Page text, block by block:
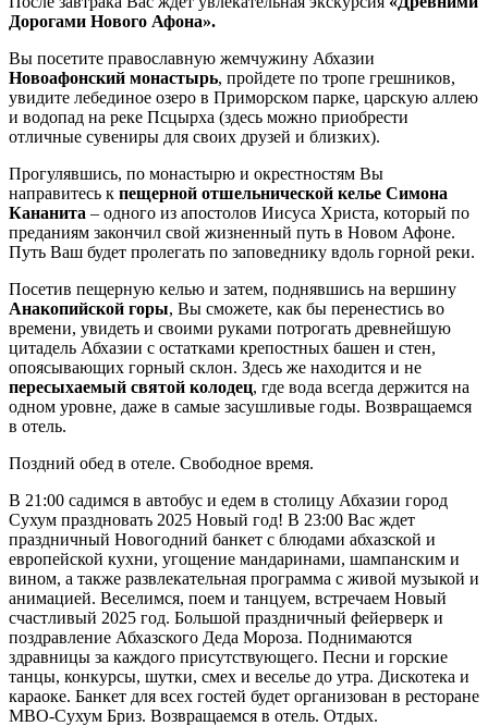
Дорогами Нового Афона».
Вы посетите православную жемчужину Абхазии
Новоафонский монастырь, пройдете по тропе грешников,
увидите лебединое озеро в Приморском парке, царскую аллею
и водопад на реке Псцырха (здесь можно приобрести
отличные сувениры для своих друзей и близких).
Прогулявшись, по монастырю и окрестностям Вы
направитесь к пещерной отшельнической келье Симона
Кананита – одного из апостолов Иисуса Христа, который по
преданиям закончил свой жизненный путь в Новом Афоне.
Путь Ваш будет пролегать по заповеднику вдоль горной реки.
Посетив пещерную келью и затем, поднявшись на вершину
Анакопийской горы, Вы сможете, как бы перенестись во
времени, увидеть и своими руками потрогать древнейшую
цитадель Абхазии с остатками крепостных башен и стен,
опоясывающих горный склон. Здесь же находится и не
пересыхаемый святой колодец, где вода всегда держится на
одном уровне, даже в самые засушливые годы. Возвращаемся
в отель.
Поздний обед в отеле. Свободное время.
В 21:00 садимся в автобус и едем в столицу Абхазии город
Сухум праздновать 2025 Новый год! В 23:00 Вас ждет
праздничный Новогодний банкет с блюдами абхазской и
европейской кухни, угощение мандаринами, шампанским и
вином, а также развлекательная программа с живой музыкой и
анимацией. Веселимся, поем и танцуем, встречаем Новый
счастливый 2025 год. Большой праздничный фейерверк и
поздравление Абхазского Деда Мороза. Поднимаются
здравницы за каждого присутствующего. Песни и горские
танцы, конкурсы, шутки, смех и веселье до утра. Дискотека и
караоке. Банкет для всех гостей будет организован в ресторане
МВО-Сухум Бриз. Возвращаемся в отель. Отдых.